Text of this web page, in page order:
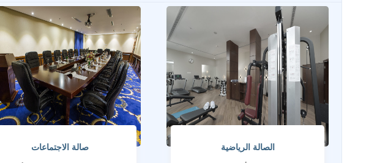
الصالة الرياضية صالة الاجتماعات